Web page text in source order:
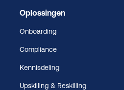
Oplossingen
Onboarding
Compliance
Kennisdeling
Upskilling & Reskilling